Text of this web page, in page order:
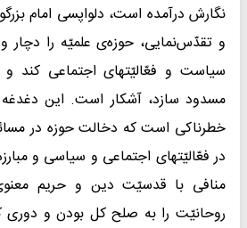
نگارش درآمده است، دلواپسی امام
و تقدّس‌نمایی، حوزه‌ی علمیّه را
سیاست و فعّالیّتهای اجتماعی کند
مسدود سازد، آشکار است. این
خطرناکی است که دخالت حوزه در
در فعّالیّتهای اجتماعی و سیاسی و
منافی با قدسیّت دین و حریم
روحانیّت را به صلح کل بودن و دوری